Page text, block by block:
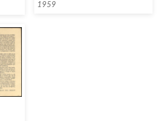
Scherchen]
1959